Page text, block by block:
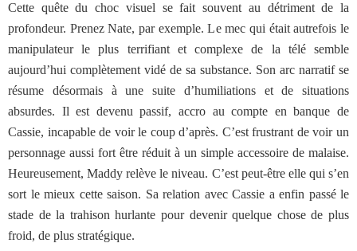
Cette quête du choc visuel se fait souvent au détriment de la
profondeur. Prenez Nate, par exemple. Le mec qui était autrefois le
manipulateur le plus terrifiant et complexe de la télé semble
aujourd’hui complètement vidé de sa substance. Son arc narratif se
résume désormais à une suite d’humiliations et de situations
absurdes. Il est devenu passif, accro au compte en banque de
Cassie, incapable de voir le coup d’après. C’est frustrant de voir un
personnage aussi fort être réduit à un simple accessoire de malaise.
Heureusement, Maddy relève le niveau. C’est peut-être elle qui s’en
sort le mieux cette saison. Sa relation avec Cassie a enfin passé le
stade de la trahison hurlante pour devenir quelque chose de plus
froid, de plus stratégique.